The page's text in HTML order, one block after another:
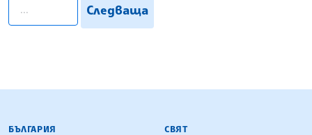
Следваща
БЪЛГАРСКА ТЕЛЕГРАФНА АГЕНЦИЯ
БЪЛГАРИЯ СВЯТ